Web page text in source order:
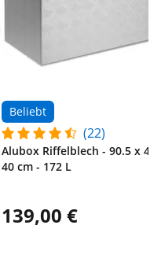
Beliebt
(22)
Alubox Riffelblech - 90.5 x
40 cm - 172 L
139,00 €